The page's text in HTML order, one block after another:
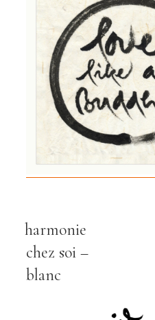
harmonie
chez soi –
blanc